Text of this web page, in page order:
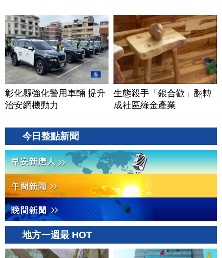
彰化縣強化警用車輛 提升
治安網機動力
生態殺手「銀合歡」翻轉
成社區綠金產業
今日整點新聞
地方一週最 HOT